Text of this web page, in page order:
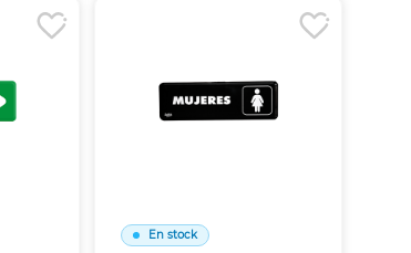
En stock